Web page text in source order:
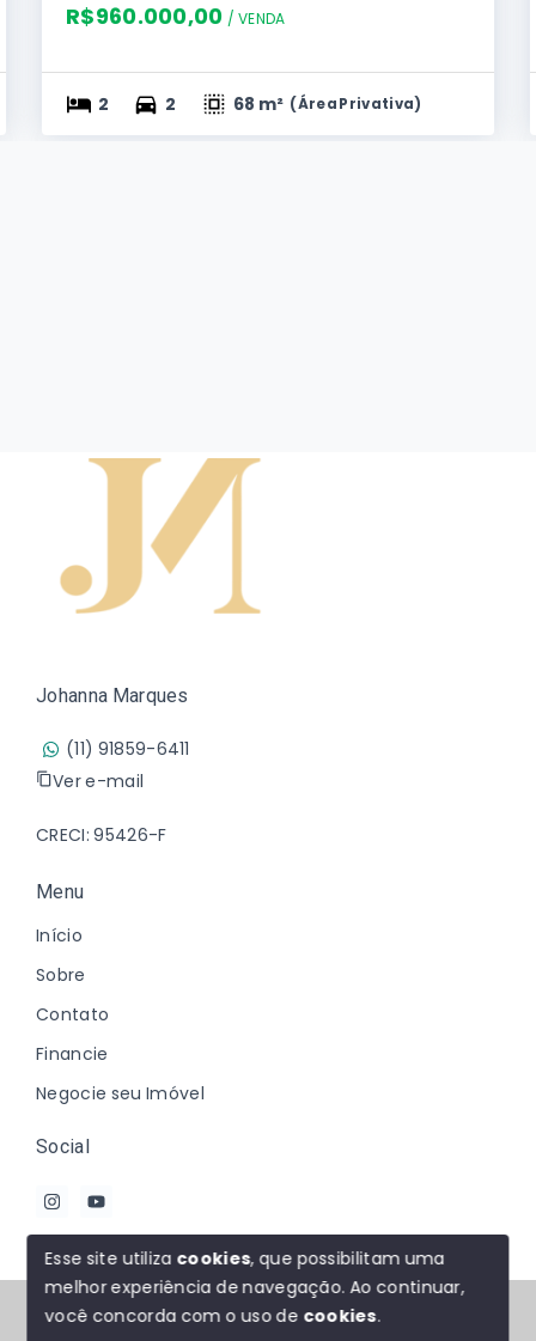
R$960.000,00 / VENDA
2 2 68 m² (Área Privativa)
Johanna Marques
(11) 91859-6411
Ver e-mail
CRECI: 95426-F
Menu
Início
Sobre
Contato
Financie
Negocie seu Imóvel
Social
© Copyright 2026 - Johanna Marques - Todos os
Esse site utiliza cookies, que possibilitam uma
melhor experiência de navegação.Ao continuar,
você concorda com o uso de cookies.